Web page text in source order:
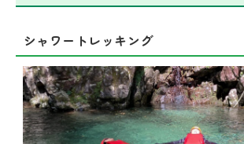
シャワートレッキング